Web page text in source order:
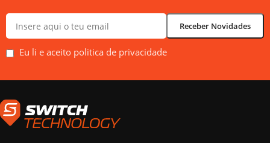
Eu li e aceito politica de privacidade